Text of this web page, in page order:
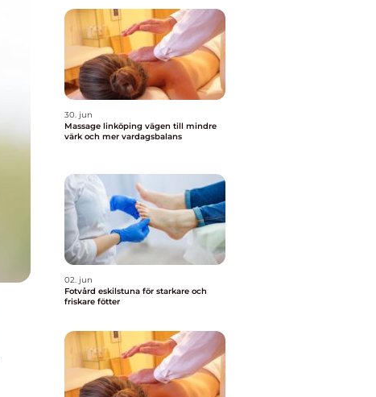
30. jun
Massage linköping vägen till mindre
värk och mer vardagsbalans
02. jun
Fotvård eskilstuna för starkare och
friskare fötter